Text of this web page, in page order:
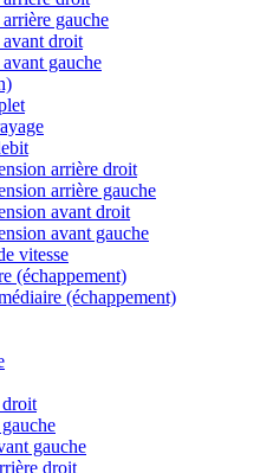
gauche
droit
gauche
arrière droit
arrière gauche
avant droit
avant gauche
vitesse
(échappement)
(échappement)
droit
gauche
droit